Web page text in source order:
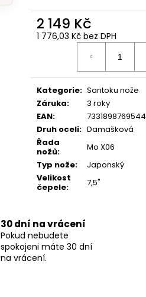
2 149 Kč
1 776,03 Kč bez DPH
Kategorie: Santoku nože
Záruka:
3 roky
EAN:
7331898769544
Druh oceli: Damašková
Řada
nožů:
Mo X06
Typ nože:
Japonský
Velikost
čepele: 7,5"
30 dní na vrácení
Pokud nebudete
spokojeni máte 30 dní
na vrácení.